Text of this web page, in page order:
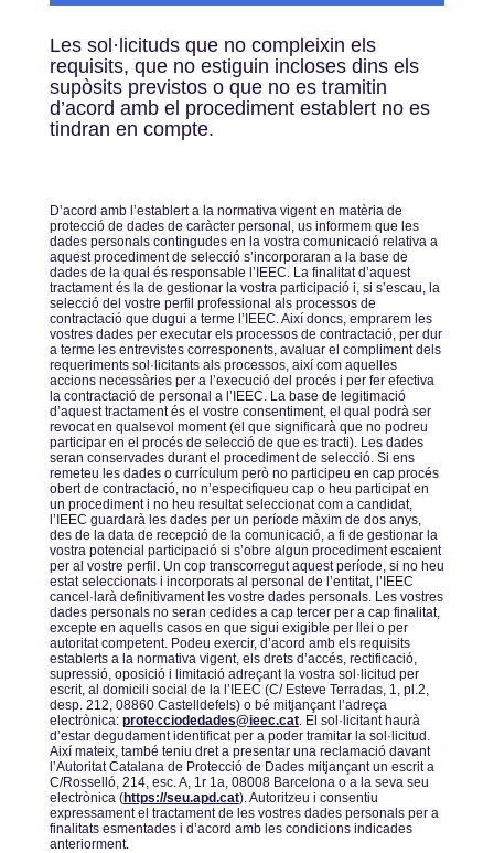
Les sol·licituds que no compleixin els
requisits, que no estiguin incloses dins els
supòsits previstos o que no es tramitin
d’acord amb el procediment establert no es
tindran en compte.
Dʼacord amb lʼestablert a la normativa vigent en matèria de
protecció de dades de caràcter personal, us informem que les
dades personals contingudes en la vostra comunicació relativa a
aquest procediment de selecció sʼincorporaran a la base de
dades de la qual és responsable lʼIEEC. La finalitat dʼaquest
tractament és la de gestionar la vostra participació i, si sʼescau, la
selecció del vostre perfil professional als processos de
contractació que dugui a terme lʼIEEC. Així doncs, emprarem les
vostres dades per executar els processos de contractació, per dur
a terme les entrevistes corresponents, avaluar el compliment dels
requeriments sol·licitants als processos, així com aquelles
accions necessàries per a lʼexecució del procés i per fer efectiva
la contractació de personal a lʼIEEC. La base de legitimació
dʼaquest tractament és el vostre consentiment, el qual podrà ser
revocat en qualsevol moment (el que significarà que no podreu
participar en el procés de selecció de que es tracti). Les dades
seran conservades durant el procediment de selecció. Si ens
remeteu les dades o currículum però no participeu en cap procés
obert de contractació, no nʼespecifiqueu cap o heu participat en
un procediment i no heu resultat seleccionat com a candidat,
lʼIEEC guardarà les dades per un període màxim de dos anys,
des de la data de recepció de la comunicació, a fi de gestionar la
vostra potencial participació si sʼobre algun procediment escaient
per al vostre perfil. Un cop transcorregut aquest període, si no heu
estat seleccionats i incorporats al personal de lʼentitat, lʼIEEC
cancel·larà definitivament les vostre dades personals. Les vostres
dades personals no seran cedides a cap tercer per a cap finalitat,
excepte en aquells casos en que sigui exigible per llei o per
autoritat competent. Podeu exercir, dʼacord amb els requisits
establerts a la normativa vigent, els drets dʼaccés, rectificació,
supressió, oposició i limitació adreçant la vostra sol·licitud per
escrit, al domicili social de la lʼIEEC (C/ Esteve Terradas, 1, pl.2,
desp. 212, 08860 Castelldefels) o bé mitjançant lʼadreça
electrònica: protecciodedades@ieec.cat. El sol·licitant haurà
dʼestar degudament identificat per a poder tramitar la sol·licitud.
Així mateix, també teniu dret a presentar una reclamació davant
lʼAutoritat Catalana de Protecció de Dades mitjançant un escrit a
C/Rosselló, 214, esc. A, 1r 1a, 08008 Barcelona o a la seva seu
electrònica (https://seu.apd.cat). Autoritzeu i consentiu
expressament el tractament de les vostres dades personals per a
finalitats esmentades i dʼacord amb les condicions indicades
anteriorment.